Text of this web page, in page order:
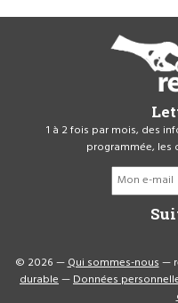
1 à 2 fois par mois, des
programmée, les
© 2026 —Qui sommes-nous—
durable—Données